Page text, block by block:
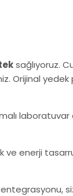
sağlıyoruz.
Orijinal yedek
enerji